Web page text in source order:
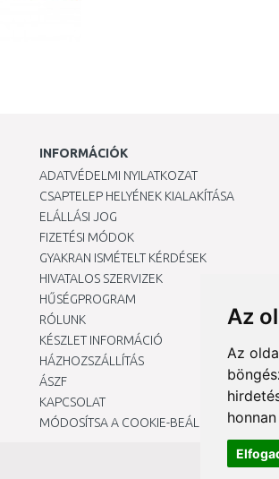
Az
Az
INFORMÁCIÓK
ADATVÉDELMI NYILATKOZAT
CSAPTELEP HELYÉNEK KIALAKÍTÁSA
ELÁLLÁSI JOG
FIZETÉSI MÓDOK
GYAKRAN ISMÉTELT KÉRDÉSEK
HIVATALOS SZERVIZEK
HŰSÉGPROGRAM
RÓLUNK
KÉSZLET INFORMÁCIÓ
HÁZHOZSZÁLLÍTÁS
ÁSZF
KAPCSOLAT
MÓDOSÍTSA A COOKIE-BEÁLLÍTÁSAIMAT